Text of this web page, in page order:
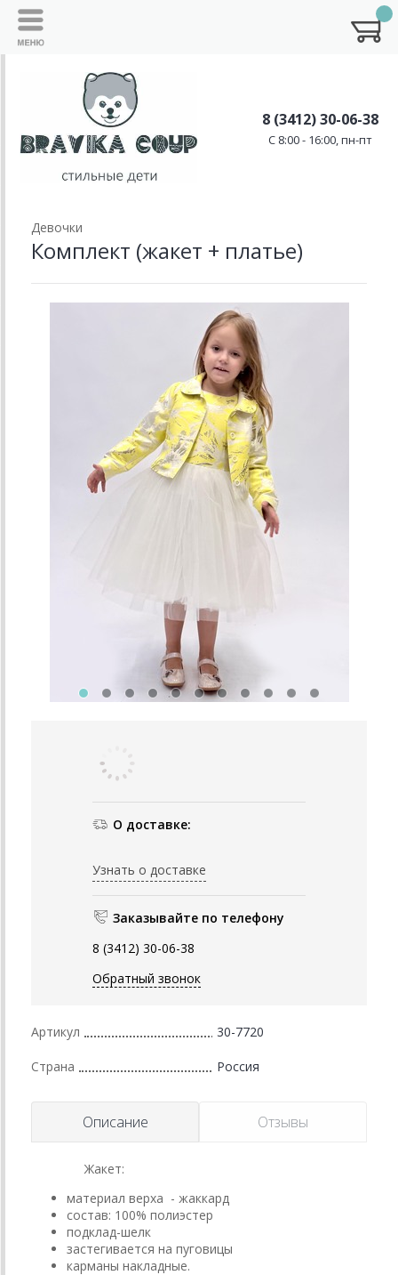
8 (3412) 30-06-38
C 8:00 - 16:00, пн-пт
Девочки
Комплект (жакет + платье)
О доставке:
Узнать о доставке
Заказывайте по телефону
8 (3412) 30-06-38
Обратный звонок
Артикул 30-7720
Страна Россия
Описание Отзывы
Жакет:
материал верха - жаккард
состав: 100% полиэстер
подклад-шелк
застегивается на пуговицы
карманы накладные.